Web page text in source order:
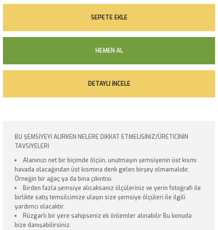
SEPETE EKLE
HEMEN AL
DETAYLI İNCELE
BU ŞEMSİYEYİ ALIRKEN NELERE DİKKAT ETMELİSİNİZ/ÜRETİCİNİN
TAVSİYELERİ
Alanınızı net bir biçimde ölçün, unutmayın şemsiyenin üst kısmı
havada olacağından üst kısmına denk gelen birşey olmamalıdır.
Örneğin bir ağaç ya da bina çıkıntısı.
Birden fazla şemsiye alıcaksanız ölçüleriniz ve yerin fotoğrafı ile
birlikte satış temsilcimize ulaşın size şemsiye ölçüleri ile ilgili
yardımcı olacaktır.
Rüzgarlı bir yere sahipseniz ek önlemler alınabilir Bu konuda
bize danışabilirsiniz.